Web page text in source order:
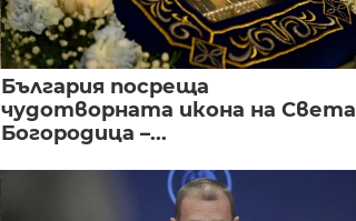
България посреща
чудотворната икона на Света
Богородица –...